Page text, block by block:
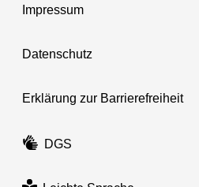
Impressum
Datenschutz
Erklärung zur Barrierefreiheit
DGS